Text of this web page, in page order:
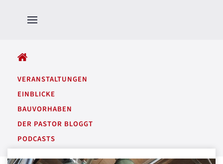
VERANSTALTUNGEN
EINBLICKE
BAUVORHABEN
DER PASTOR BLOGGT
PODCASTS